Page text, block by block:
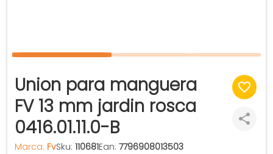
Union para manguera
FV 13 mm jardin rosca
0416.01.11.0-B
Marca: FvSku: 110681Ean: 7796908013503